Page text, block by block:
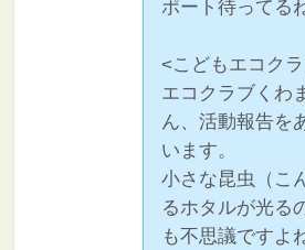
ポート待ってる
<こどもエコク
エコクラブくわ
ん、活動報告を
います。
小さな昆虫（こ
るホタルが光る
も不思議ですよ